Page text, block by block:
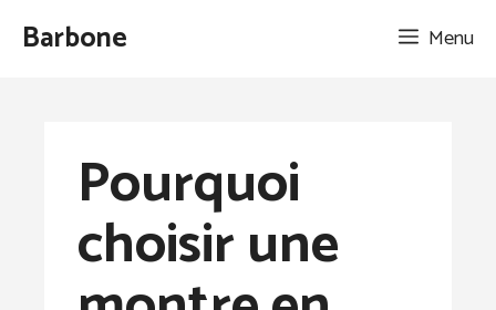
AllerBarbone Menu
Pourquoi
choisir une